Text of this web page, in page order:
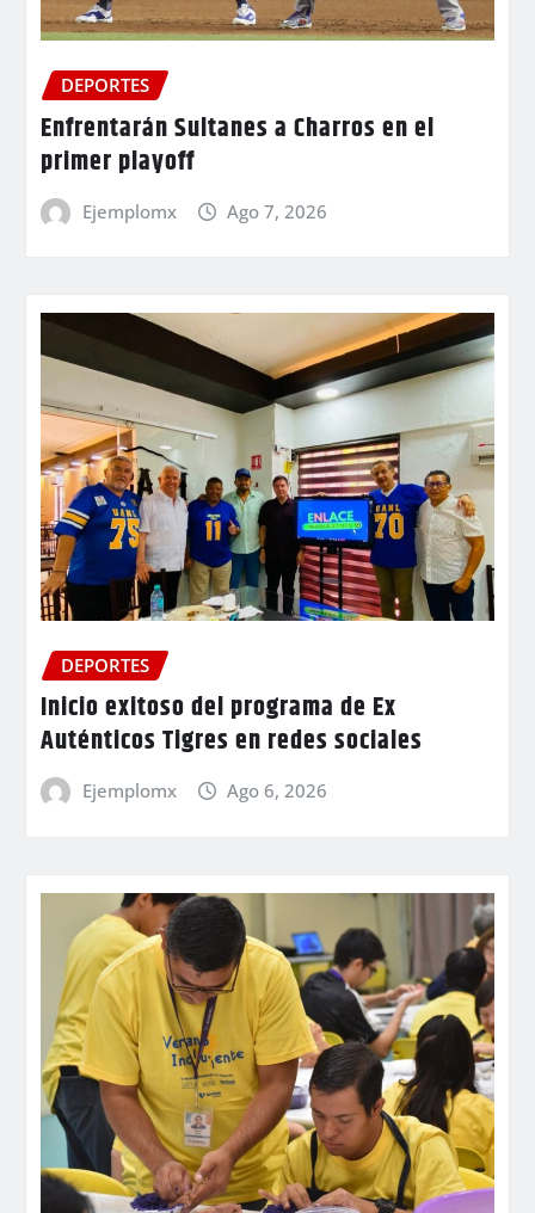
DEPORTES
Enfrentarán Sultanes a Charros en el
primer playoff
Ejemplomx Ago 7, 2026
DEPORTES
Inicio exitoso del programa de Ex
Auténticos Tigres en redes sociales
Ejemplomx Ago 6, 2026